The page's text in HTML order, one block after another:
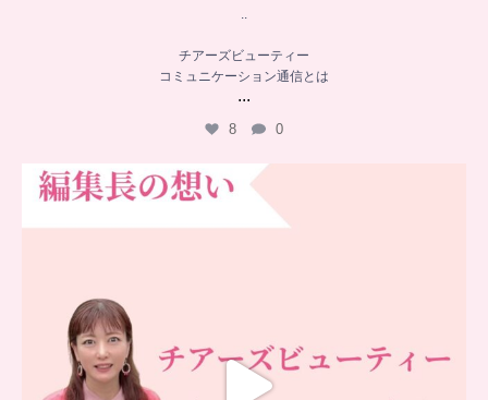
..
チアーズビューティー
コミュニケーション通信とは
...
8 0
チアーズビューティー誕生秘話